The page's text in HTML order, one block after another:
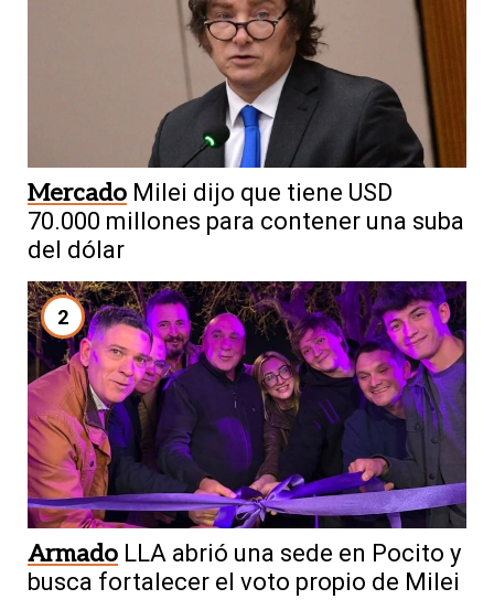
Mercado Milei dijo que tiene USD
70.000 millones para contener una suba
del dólar
2
Armado LLA abrió una sede en Pocito y
busca fortalecer el voto propio de Milei